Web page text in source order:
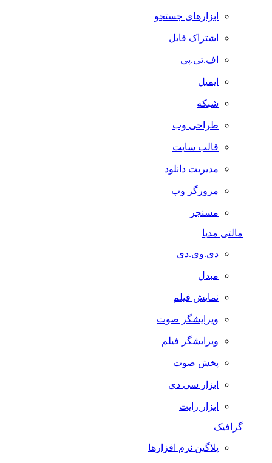
ابزارهای جستجو
اشتراک فایل
اف.تی.پی
ایمیل
شبکه
طراحی وب
قالب سایت
مدیریت دانلود
مرورگر وب
مسنجر
مالتی مدیا
دی.وی.دی
مبدل
نمایش فیلم
ویرایشگر صوت
ویرایشگر فیلم
پخش صوت
ابزار سی دی
ابزار رایت
گرافیک
پلاگین نرم افزارها